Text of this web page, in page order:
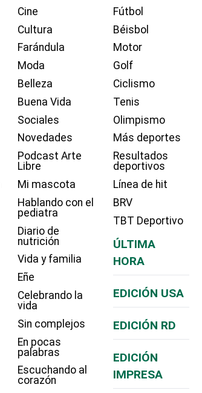
Cine
Cultura
Farándula
Moda
Belleza
Buena Vida
Sociales
Novedades
Podcast Arte
Libre
Mi mascota
Hablando con el
pediatra
Diario de
nutrición
Vida y familia
Eñe
Celebrando la
vida
Sin complejos
En pocas
palabras
Escuchando al
corazón
Fútbol
Béisbol
Motor
Golf
Ciclismo
Tenis
Olimpismo
Más deportes
Resultados
deportivos
Línea de hit
BRV
TBT Deportivo
ÚLTIMA
HORA
EDICIÓN USA
EDICIÓN RD
EDICIÓN
IMPRESA